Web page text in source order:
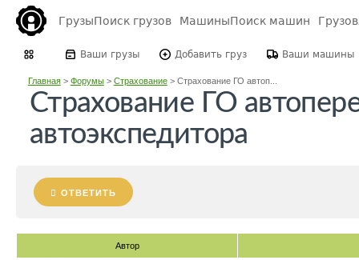
ГрузыПоиск грузов МашиныПоиск машин
Ваши грузы Добавить груз Ваши машины
Главная> Форумы> Страхование> Страхование ГО автоп...
Страхование ГО
автоэкспедитора
ОТВЕТИТЬ
Автор